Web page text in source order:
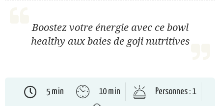
Boostez votre énergie avec ce bowl
healthy aux baies de goji nutritives
5 min 10 min
Personnes : 1